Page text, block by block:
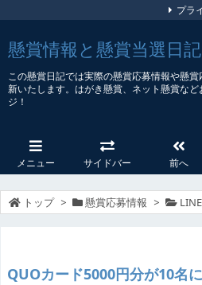
懸賞情報と懸賞当選日記
この懸賞日記では実際の懸賞応募情報や懸
新いたします。はがき懸賞、ネット懸賞な
ジ！
メニュー サイドバー 前へ
プラ
トップ > 懸賞応募情報 >
QUOカード5000円分が10名